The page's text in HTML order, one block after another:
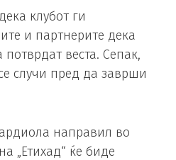
клубот ги
и партнерите дека
веста. Сепак,
случи пред да заврши
направил во
„Етихад“ ќе биде